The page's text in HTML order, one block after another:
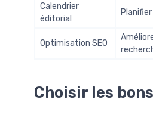
Calendrier
éditorial
Optimisation SEO
Choisir les